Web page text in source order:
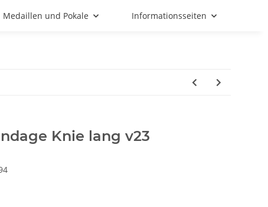
Medaillen und Pokale Informationsseiten
Knie lang v23